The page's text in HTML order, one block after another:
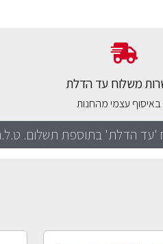
משלוח עד הדלת
באיסוף עצמי מהחנות
'עד הדלת' בתוספת תשלום.